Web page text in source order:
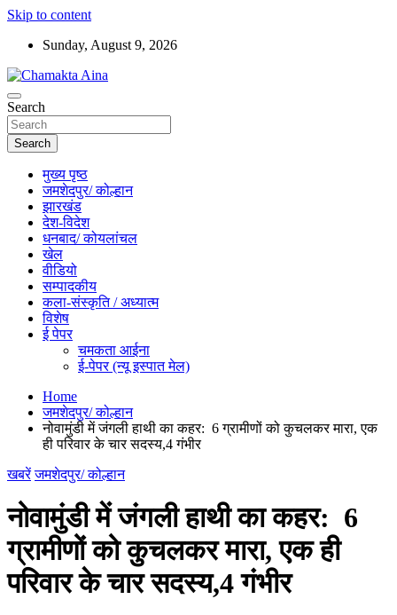
Skip to content
Sunday, August 9, 2026
Chamakta Aina
Hindi News Paper – Jharkhand
Search
Search
मुख्य पृष्ठ
जमशेदपुर/ कोल्हान
झारखंड
देश-विदेश
धनबाद/ कोयलांचल
खेल
वीडियो
सम्पादकीय
कला-संस्कृति / अध्यात्म
विशेष
ई पेपर
चमकता आईना
ई-पेपर (न्यू इस्पात मेल)
Home
जमशेदपुर/ कोल्हान
नोवामुंडी में जंगली हाथी का कहर: 6 ग्रामीणों को कुचलकर मारा, एक
ही परिवार के चार सदस्य,4 गंभीर
खबरें जमशेदपुर/ कोल्हान
नोवामुंडी में जंगली हाथी का कहर: 6
ग्रामीणों को कुचलकर मारा, एक ही
परिवार के चार सदस्य,4 गंभीर